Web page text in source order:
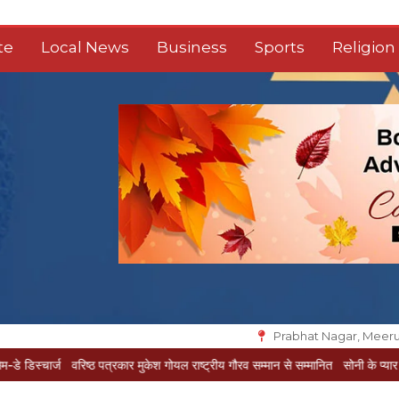
Local News Business Sports Religion
Prabhat Nagar,
वरिष्ठ पत्रकार मुकेश गोयल राष्ट्रीय गौरव सम्मान से सम्मानित सोनी के प्यार में दीवानी